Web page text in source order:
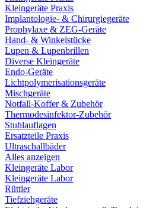
Kleingeräte Praxis
Implantologie- & Chirurgiegeräte
Prophylaxe & ZEG-Geräte
Hand- & Winkelstücke
Lupen & Lupenbrillen
Diverse Kleingeräte
Endo-Geräte
Lichtpolymerisationsgeräte
Mischgeräte
Notfall-Koffer & Zubehör
Thermodesinfektor-Zubehör
Stuhlauflagen
Ersatzteile Praxis
Ultraschallbäder
Alles anzeigen
Kleingeräte Labor
Kleingeräte Labor
Rüttler
Tiefziehgeräte